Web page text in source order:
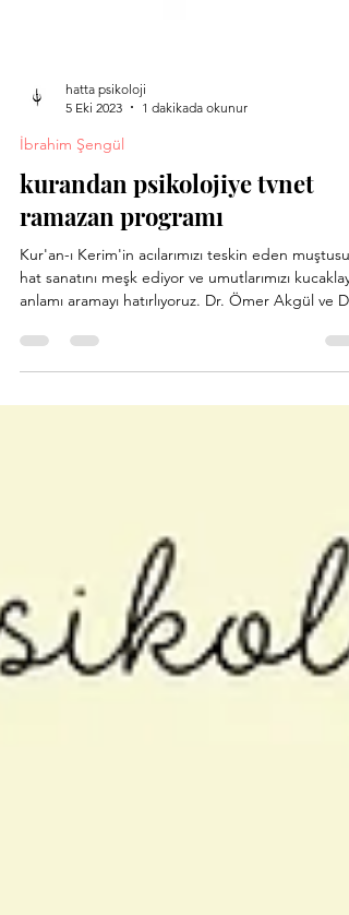
5 Eki 2023
İbrahim Şengül
kurandan psikolojiye tvnet
ramazan programı
Kur'an-ı Kerim'in acılarımızı teskin eden
anlamı aramayı hatırlıyoruz. Dr. Ömer Akgül ve Dr.
Senai Demirci'nin arayışını, İbrahim Şengül hat